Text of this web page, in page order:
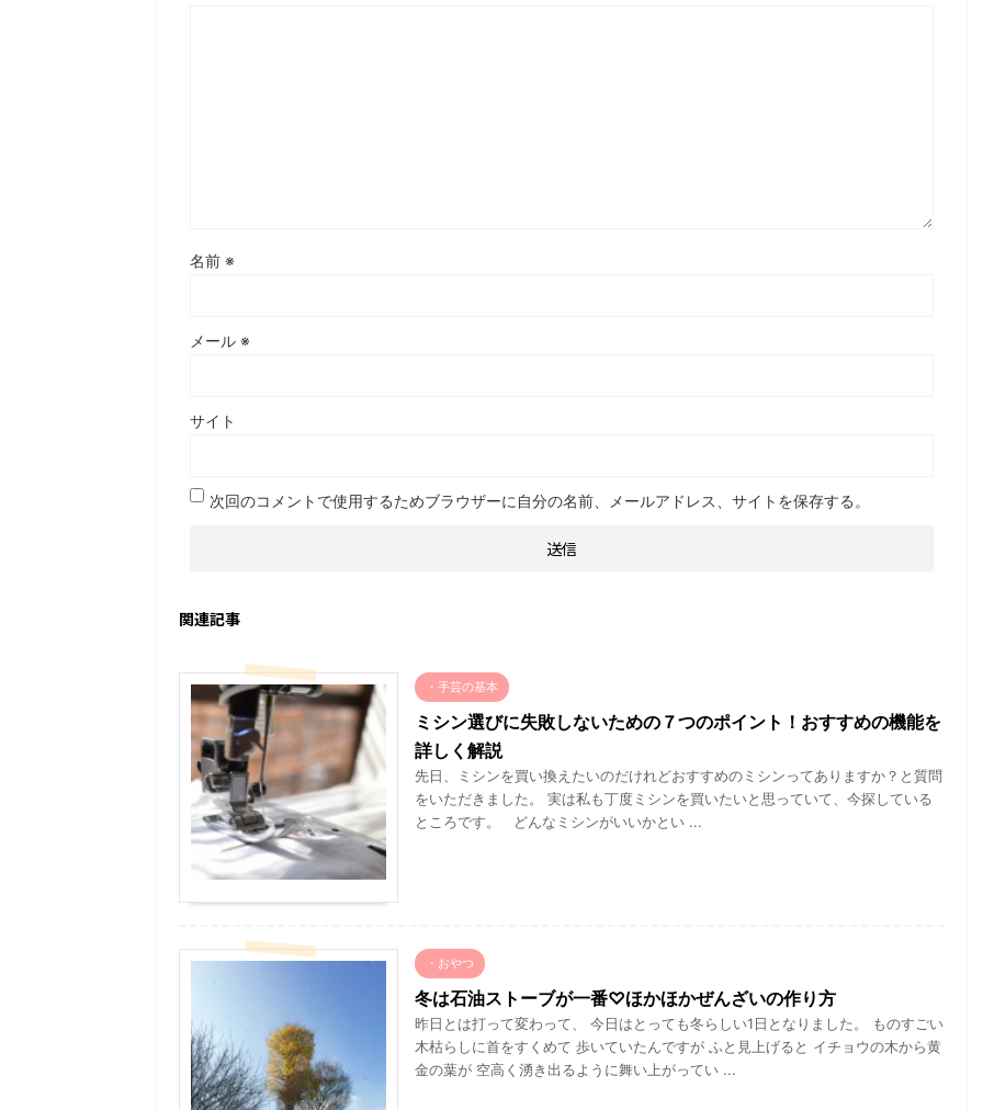
名前 ※
メール ※
サイト
次回のコメントで使用するためブラウザーに自分の名前、メールアドレス、サイトを保存する。
関連記事
・手芸の基本
ミシン選びに失敗しないための７つのポイント！おすすめの機能を
詳しく解説
先日、ミシンを買い換えたいのだけれどおすすめのミシンってありますか？と質問
をいただきました。 実は私も丁度ミシンを買いたいと思っていて、今探している
ところです。 どんなミシンがいいかとい ...
・おやつ
冬は石油ストーブが一番♡ほかほかぜんざいの作り方
昨日とは打って変わって、 今日はとっても冬らしい1日となりました。 ものすごい
木枯らしに首をすくめて 歩いていたんですが ふと見上げると イチョウの木から黄
金の葉が 空高く湧き出るように舞い上がってい ...